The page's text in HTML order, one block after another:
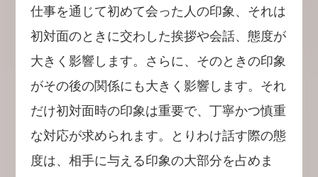
仕事を通じて初めて会った人の印象、それは
初対面のときに交わした挨拶や会話、態度が
大きく影響します。さらに、そのときの印象
がその後の関係にも大きく影響します。それ
だけ初対面時の印象は重要で、丁寧かつ慎重
な対応が求められます。とりわけ話す際の態
度は、相手に与える印象の大部分を占めま